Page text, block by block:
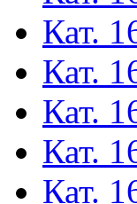
Кат.
Кат.
Кат.
Кат.
Кат.